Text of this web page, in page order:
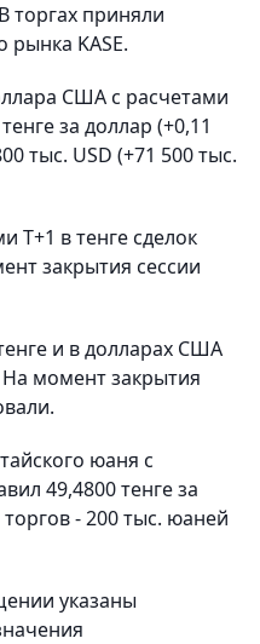
торгах приняли
рынка KASE.
США с расчетами
за доллар (+0,11
тыс. USD (+71 500 тыс.
T+1 в тенге сделок
закрытия сессии
и в долларах США
момент закрытия
юаня с
49,4800 тенге за
- 200 тыс. юаней
указаны